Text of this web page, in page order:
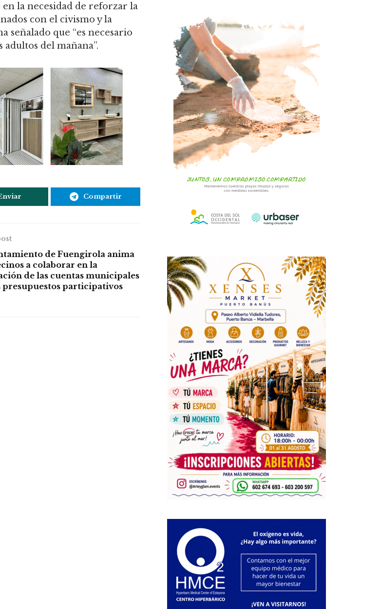
en la necesidad de reforzar la
con el civismo y la
señalado que “es necesario
del mañana”.
Compartir
de Fuengirola anima
a colaborar en la
de las cuentas municipales
presupuestos participativos